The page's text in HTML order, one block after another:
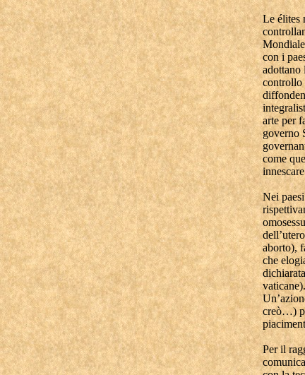
Le élites
con i
adottano
controllo
arte per
governo
come
Nei
aborto),
che
vaticane).
creò…)
Per il